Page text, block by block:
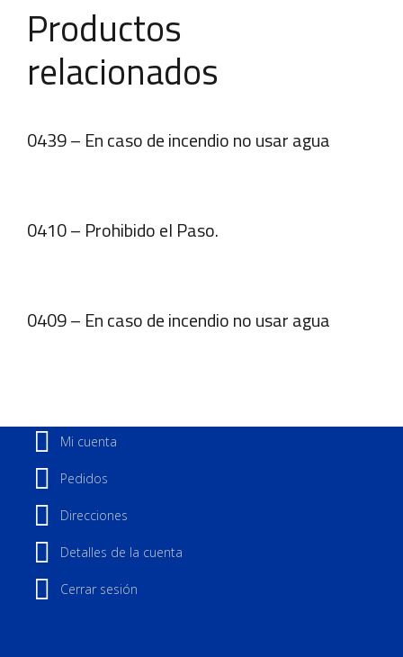
Productos
relacionados
0439 – En caso de incendio no usar agua
0410 – Prohibido el Paso.
0409 – En caso de incendio no usar agua
Mi cuenta
Pedidos
Direcciones
Detalles de la cuenta
Cerrar sesión